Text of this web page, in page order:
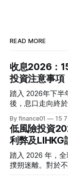
READ MORE
收息2026：
投資注意事項
踏入 2026年下半
後，息口走向終
息的預期再度升溫。 當定期存款利率逐漸從高位
將資金轉投至能
資理財的核心課
數據，盤點港股
具，並深度拆解
By finance01 15
低風險投資
利弊及LIHKG
踏入 2026 年，
撲朔迷離。對於